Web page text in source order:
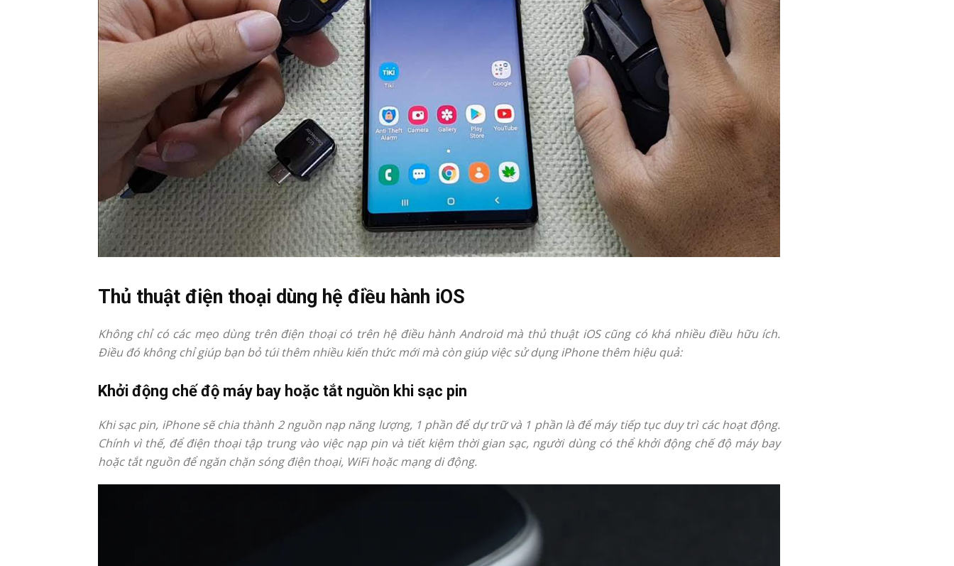
Thủ thuật điện thoại dùng hệ điều hành iOS
Không chỉ có các mẹo dùng trên điện thoại có trên hệ điều hành Android mà thủ thuật iOS cũng có khá nhiều điều hữu ích.
Điều đó không chỉ giúp bạn bỏ túi thêm nhiều kiến thức mới mà còn giúp việc sử dụng iPhone thêm hiệu quả:
Khởi động chế độ máy bay hoặc tắt nguồn khi sạc pin
Khi sạc pin, iPhone sẽ chia thành 2 nguồn nạp năng lượng, 1 phần để dự trữ và 1 phần là để máy tiếp tục duy trì các hoạt động.
Chính vì thế, để điện thoại tập trung vào việc nạp pin và tiết kiệm thời gian sạc, người dùng có thể khởi động chế độ máy bay
hoặc tắt nguồn để ngăn chặn sóng điện thoại, WiFi hoặc mạng di động.